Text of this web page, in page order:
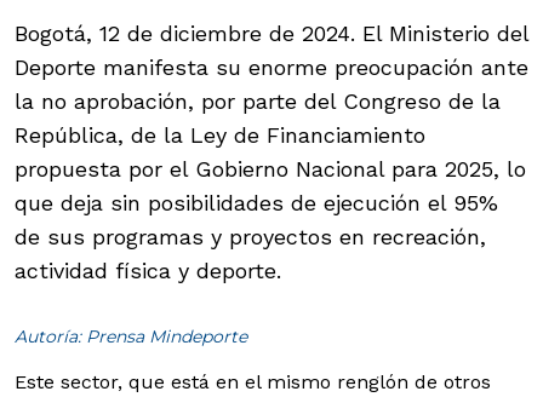
Bogotá, 12 de diciembre de 2024. El Ministerio del
Deporte manifesta su enorme preocupación ante
la no aprobación, por parte del Congreso de la
República, de la Ley de Financiamiento
propuesta por el Gobierno Nacional para 2025, lo
que deja sin posibilidades de ejecución el 95%
de sus programas y proyectos en recreación,
actividad física y deporte.
Autoría: Prensa Mindeporte
Este sector, que está en el mismo renglón de otros